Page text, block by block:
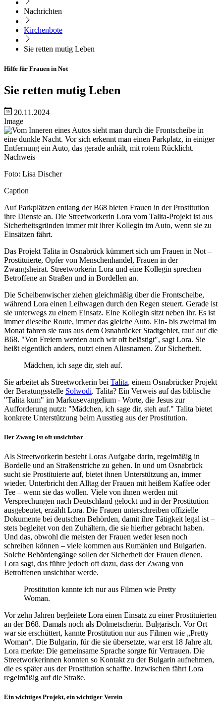
Nachrichten
Kirchenbote
Sie retten mutig Leben
Hilfe für Frauen in Not
Sie retten mutig Leben
20.11.2024
Image
Nachweis
Foto: Lisa Discher
Caption
Auf Parkplätzen entlang der B68 bieten Frauen in der Prostitution
ihre Dienste an. Die Streetworkerin Lora vom Talita-Projekt ist aus
Sicherheitsgründen immer mit ihrer Kollegin im Auto, wenn sie zu
Einsätzen fährt.
Das Projekt Talita in Osnabrück kümmert sich um Frauen in Not –
Prostituierte, Opfer von Menschenhandel, Frauen in der
Zwangsheirat. Streetworkerin Lora und eine Kollegin sprechen
Betroffene an Straßen und in Bordellen an.
Die Scheibenwischer ziehen gleichmäßig über die Frontscheibe,
während Lora einen Leihwagen durch den Regen steuert. Gerade ist
sie unterwegs zu einem Einsatz. Eine Kollegin sitzt neben ihr. Es ist
immer dieselbe Route, immer das gleiche Auto. Ein- bis zweimal im
Monat fahren sie raus aus dem Osnabrücker Stadtgebiet, rauf auf die
B68. "Von Freiern werden auch wir oft belästigt", sagt Lora. Sie
heißt eigentlich anders, nutzt einen Aliasnamen. Zur Sicherheit.
Mädchen, ich sage dir, steh auf.
Sie arbeitet als Streetworkerin bei Talita, einem Osnabrücker Projekt
der Beratungsstelle Solwodi. Talita? Ein Verweis auf das biblische
"Talita kum" im Markusevangelium - Worte, die Jesus zur
Aufforderung nutzt: "Mädchen, ich sage dir, steh auf." Talita bietet
konkrete Unterstützung beim Ausstieg aus der Prostitution.
Der Zwang ist oft unsichtbar
Als Streetworkerin besteht Loras Aufgabe darin, regelmäßig in
Bordelle und an Straßenstriche zu gehen. In und um Osnabrück
sucht sie Prostituierte auf, bietet ihnen Unterstützung an, immer
wieder. Unterbricht den Alltag der Frauen mit heißem Kaffee oder
Tee – wenn sie das wollen. Viele von ihnen werden mit
Versprechungen nach Deutschland gelockt und in der Prostitution
ausgebeutet, erzählt Lora. Die Frauen unterschreiben offizielle
Dokumente bei deutschen Behörden, damit ihre Tätigkeit legal ist –
stets begleitet von den Zuhältern, die sie hierher gebracht haben.
Und das, obwohl die meisten der Frauen weder lesen noch
schreiben können – viele kommen aus Rumänien und Bulgarien.
Solche Behördengänge sollen der Sicherheit der Frauen dienen.
Lora sagt, das führe jedoch oft dazu, dass der Zwang von
Betroffenen unsichtbar werde.
Prostitution kannte ich nur aus Filmen wie Pretty
Woman.
Vor zehn Jahren begleitete Lora einen Einsatz zu einer Prostituierten
an der B68. Damals noch als Dolmetscherin. Bulgarisch. Vor Ort
war sie erschüttert, kannte Prostitution nur aus Filmen wie „Pretty
Woman“. Die Bulgarin, für die sie übersetzte, war erst 18 Jahre alt.
Lora merkte: Die gemeinsame Sprache sorgte für Vertrauen. Die
Streetworkerinnen konnten so Kontakt zu der Bulgarin aufnehmen,
die es später aus der Prostitution schaffte. Inzwischen fährt Lora
regelmäßig auf die Straße.
Ein wichtiges Projekt, ein wichtiger Verein